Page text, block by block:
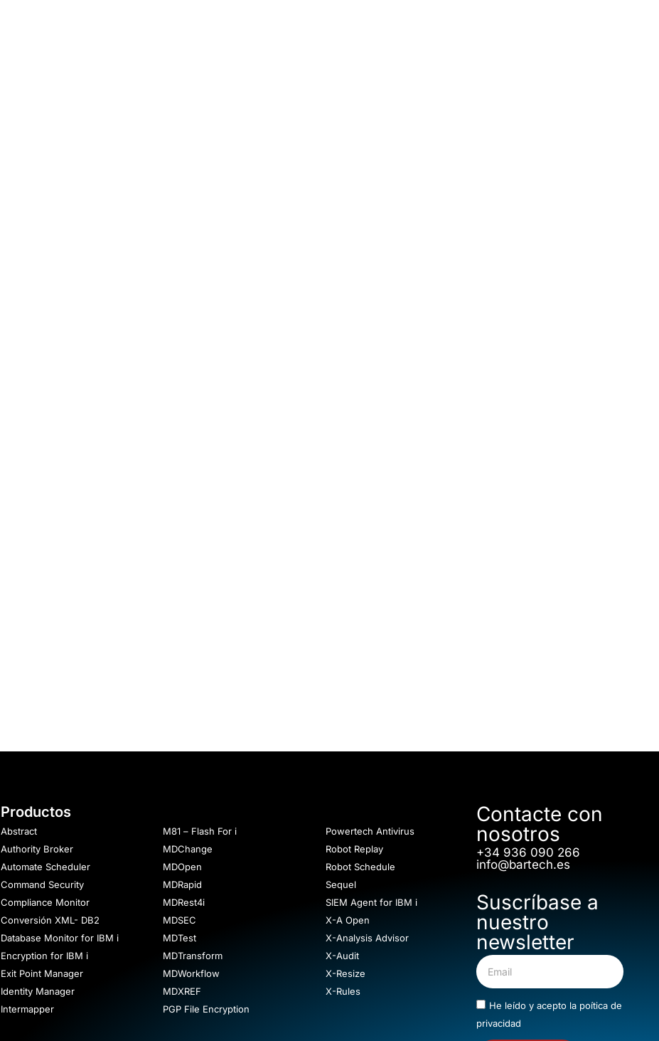
Productos
Abstract
Authority Broker
Automate Scheduler
Command Security
Compliance Monitor
Conversión XML- DB2
Database Monitor for IBM i
Encryption for IBM i
Exit Point Manager
Identity Manager
Intermapper
M81 – Flash For i
MDChange
MDOpen
MDRapid
MDRest4i
MDSEC
MDTest
MDTransform
MDWorkflow
MDXREF
PGP File Encryption
Powertech Antivirus
Robot Replay
Robot Schedule
Sequel
SIEM Agent for IBM i
X-A Open
X-Analysis Advisor
X-Audit
X-Resize
X-Rules
Contacte con
nosotros
+34 936 090 266
info@bartech.es
Suscríbase a
nuestro
newsletter
He leído y acepto la poítica de
privacidad